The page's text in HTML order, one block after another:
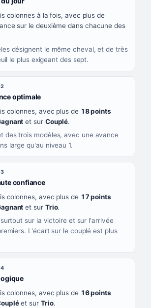
CETTE COULEUR
DIT
colonnes à la fois, avec plus de
sur le deuxième dans chacune des
désignent le même cheval, et de très
le plus exigeant des sept.
optimale, couleur mauve
colonnes, avec plus de 18 points
et sur Couplé.
des trois modèles, avec une avance
large qu'au niveau 1.
confiance, couleur beige
colonnes, avec plus de 17 points
et sur Trio.
sur la victoire et sur l'arrivée
L'écart sur le couplé est plus
, couleur orange clair
colonnes, avec plus de 16 points
et sur Trio.